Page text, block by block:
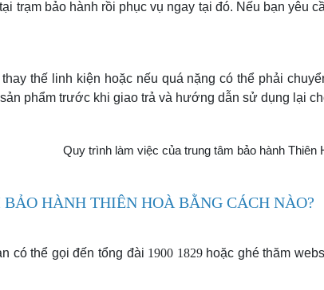
trạm bảo hành rồi phục vụ ngay tại đó. Nếu bạn yêu
thế linh kiện hoặc nếu quá nặng có thể phải
phẩm trước khi giao trả và hướng dẫn sử dụng lại
HÀNH THIÊN HOÀ BẰNG CÁCH NÀO?
có thể gọi đến tổng đài 1900 1829hoặc ghé thăm